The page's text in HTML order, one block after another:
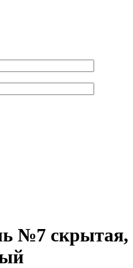
№7 скрытая,